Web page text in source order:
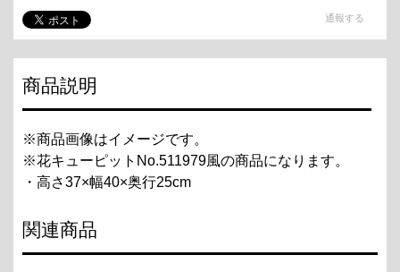
通報する
商品説明
※商品画像はイメージです。
※花キューピットNo.511979風の商品になります。
・高さ37×幅40×奥行25cm
関連商品